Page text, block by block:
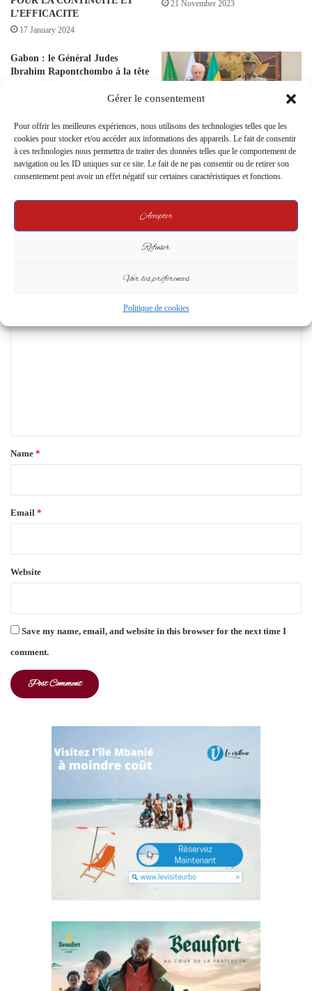
Gérer le consentement
Pour offrir les meilleures expériences, nous utilisons des technologies telles que les
cookies pour stocker et/ou accéder aux informations des appareils. Le fait de consentir
à ces technologies nous permettra de traiter des données telles que le comportement de
navigation ou les ID uniques sur ce site. Le fait de ne pas consentir ou de retirer son
consentement peut avoir un effet négatif sur certaines caractéristiques et fonctions.
Accepter
Refuser
Voir les préférences
Politique de cookies
L’EFFICACITE
17 January 2024
21 November 2023
Gabon : le Général Judes
Ibrahim Rapontchombo à la tête
Le Gabon Envisage d’Intégrer
l’Actionnariat de TV5 Monde
pour Élargir sa Portée
Médiatique Globale
24 April 2024
Leave a Reply
Your email address will not be published. Required fields are marked
*
Name *
Email *
Website
Save my name, email, and website in this browser for the next time I
comment.